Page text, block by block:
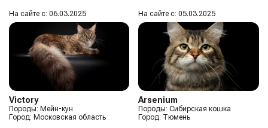
На сайте с: 06.03.2025
Victory
Породы: Мейн-кун
Город: Московская область
На сайте с: 05.03.2025
Arsenium
Породы: Сибирская кошка
Город: Тюмень